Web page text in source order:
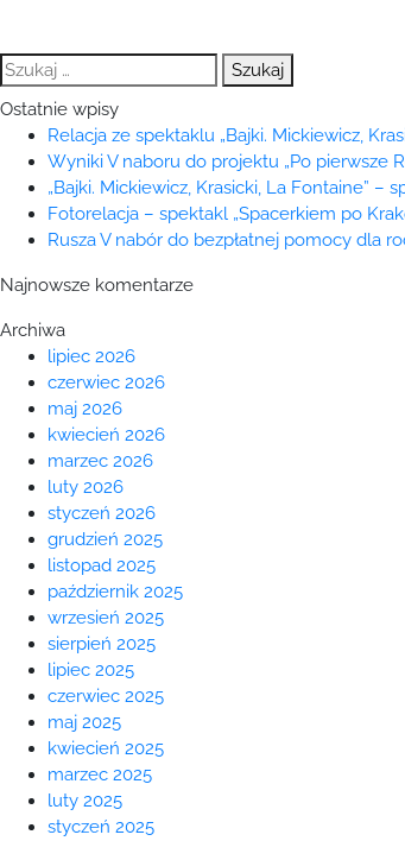
Szukaj:
Ostatnie wpisy
Relacja ze spektaklu „Bajki. Mickiewicz,
Wyniki V naboru do projektu „Po pierwsze
„Bajki. Mickiewicz, Krasicki, La Fontaine” –
Fotorelacja – spektakl „Spacerkiem po
Rusza V nabór do bezpłatnej pomocy dla
Najnowsze komentarze
Archiwa
lipiec 2026
czerwiec 2026
maj 2026
kwiecień 2026
marzec 2026
luty 2026
styczeń 2026
grudzień 2025
listopad 2025
październik 2025
wrzesień 2025
sierpień 2025
lipiec 2025
czerwiec 2025
maj 2025
kwiecień 2025
marzec 2025
luty 2025
styczeń 2025